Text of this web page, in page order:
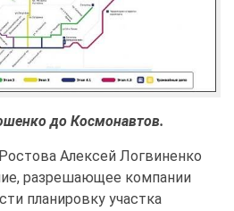
до Космонавтов.
Алексей Логвиненко
разрешающее компании
планировку участка